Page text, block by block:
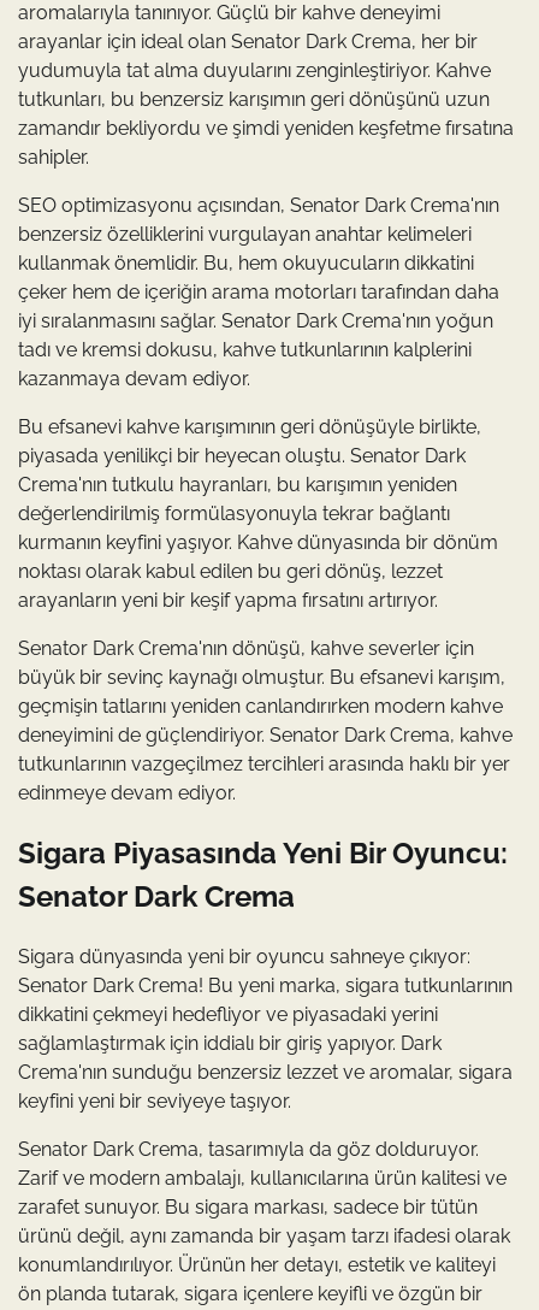
aromalarıyla tanınıyor. Güçlü bir kahve deneyimi
arayanlar için ideal olan Senator Dark Crema, her bir
yudumuyla tat alma duyularını zenginleştiriyor. Kahve
tutkunları, bu benzersiz karışımın geri dönüşünü uzun
zamandır bekliyordu ve şimdi yeniden keşfetme fırsatına
sahipler.
SEO optimizasyonu açısından, Senator Dark Crema'nın
benzersiz özelliklerini vurgulayan anahtar kelimeleri
kullanmak önemlidir. Bu, hem okuyucuların dikkatini
çeker hem de içeriğin arama motorları tarafından daha
iyi sıralanmasını sağlar. Senator Dark Crema'nın yoğun
tadı ve kremsi dokusu, kahve tutkunlarının kalplerini
kazanmaya devam ediyor.
Bu efsanevi kahve karışımının geri dönüşüyle birlikte,
piyasada yenilikçi bir heyecan oluştu. Senator Dark
Crema'nın tutkulu hayranları, bu karışımın yeniden
değerlendirilmiş formülasyonuyla tekrar bağlantı
kurmanın keyfini yaşıyor. Kahve dünyasında bir dönüm
noktası olarak kabul edilen bu geri dönüş, lezzet
arayanların yeni bir keşif yapma fırsatını artırıyor.
Senator Dark Crema'nın dönüşü, kahve severler için
büyük bir sevinç kaynağı olmuştur. Bu efsanevi karışım,
geçmişin tatlarını yeniden canlandırırken modern kahve
deneyimini de güçlendiriyor. Senator Dark Crema, kahve
tutkunlarının vazgeçilmez tercihleri arasında haklı bir yer
edinmeye devam ediyor.
Sigara Piyasasında Yeni Bir Oyuncu:
Senator Dark Crema
Sigara dünyasında yeni bir oyuncu sahneye çıkıyor:
Senator Dark Crema! Bu yeni marka, sigara tutkunlarının
dikkatini çekmeyi hedefliyor ve piyasadaki yerini
sağlamlaştırmak için iddialı bir giriş yapıyor. Dark
Crema'nın sunduğu benzersiz lezzet ve aromalar, sigara
keyfini yeni bir seviyeye taşıyor.
Senator Dark Crema, tasarımıyla da göz dolduruyor.
Zarif ve modern ambalajı, kullanıcılarına ürün kalitesi ve
zarafet sunuyor. Bu sigara markası, sadece bir tütün
ürünü değil, aynı zamanda bir yaşam tarzı ifadesi olarak
konumlandırılıyor. Ürünün her detayı, estetik ve kaliteyi
ön planda tutarak, sigara içenlere keyifli ve özgün bir